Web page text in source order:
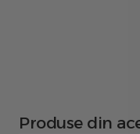
Produse din